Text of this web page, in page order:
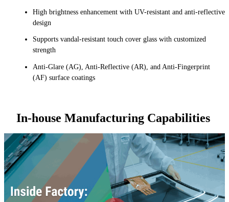
High brightness enhancement with UV-resistant and anti-reflective
design
Supports vandal-resistant touch cover glass with customized
strength
Anti-Glare (AG), Anti-Reflective (AR), and Anti-Fingerprint
(AF) surface coatings
In-house Manufacturing Capabilities